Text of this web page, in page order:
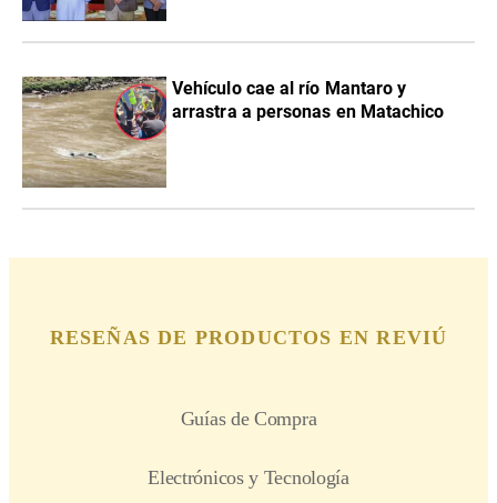
Vehículo cae al río Mantaro y
arrastra a personas en Matachico